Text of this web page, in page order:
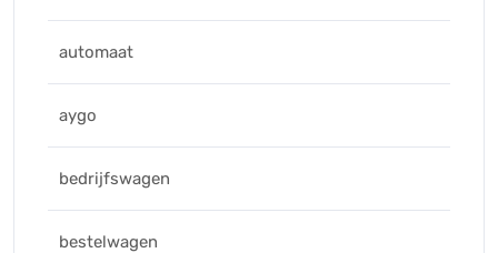
automaat
aygo
bedrijfswagen
bestelwagen